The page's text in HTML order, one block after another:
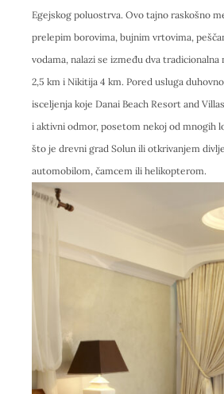
Egejskog poluostrva. Ovo tajno raskošno
prelepim borovima, bujnim vrtovima,
vodama, nalazi se između dva
2,5 km i Nikitija 4 km. Pored usluga
isceljenja koje Danai Beach Resort and
i aktivni odmor, posetom nekoj od mnogih
što je drevni grad Solun ili otkrivanjem
automobilom, čamcem ili helikopterom.